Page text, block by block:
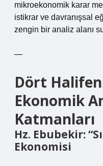
mikroekonomik karar
istikrar ve davranışsal
zengin bir analiz alanı
—
Dört
Ekonomik
Katmanları
Hz. Ebubekir:
Ekonomisi